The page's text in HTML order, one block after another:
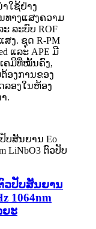
ໃຊ້ຢ່າງ
ທາງແສງຄວາມ
ລະບົບ ROF
ງ. ຊຸດ R-PM
ແລະ APE ມີ
ຄມີທີ່ໝັ້ນຄົງ,
ອງການຂອງ
ລອງໃນຫ້ອງ
.
ວປັບສັນຍານ
1064nm
ຍະ